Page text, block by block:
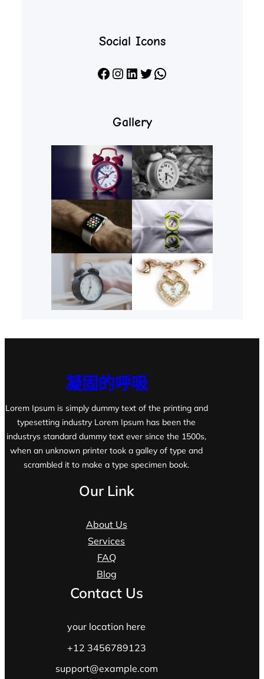
Social Icons
Facebook Instagram LinkedIn X WhatsApp
Gallery
凝固的呼吸
Lorem Ipsum is simply dummy text of the printing and
typesetting industry Lorem Ipsum has been the
industrys standard dummy text ever since the 1500s,
when an unknown printer took a galley of type and
scrambled it to make a type specimen book.
Our Link
About Us
Services
FAQ
Blog
Contact Us
your location here
+12 3456789123
support@example.com